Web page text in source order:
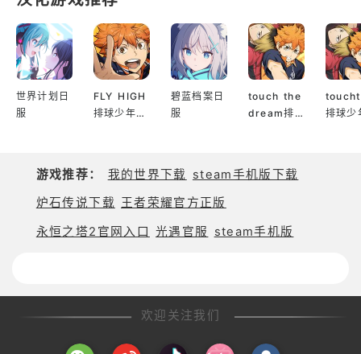
・享受提升角色、解锁新职业、搭配强力遗物技能的
养成与战斗乐趣！
・支持多人协作，集结好友智慧，挑战高难度团队遗
迹探索任务！
・由知名厂商“探秘者游戏”打造的免费在线策略模拟
・四人联机合作模式，共享策略博弈与协作破关的成
就感！
寻宝体验！
・喜欢培养拥有独特职业（如寻宝专家、陷阱解除
世界计划日
服
FLY HIGH
排球少年日
碧蓝档案日
服
touch the
dream排
排球少
游戏推荐： 我的世界下载 steam手机版下载
炉石传说下载 王者荣耀官方正版
永恒之塔2官网入口 光遇官服 steam手机版
欢迎关注我们